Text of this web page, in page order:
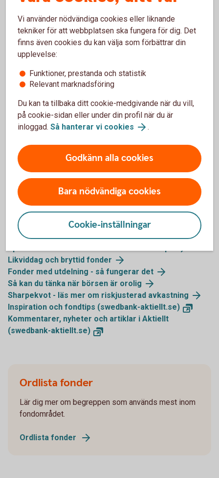
fondavgifter.
Fondavgifter
Skatt på fonder
Hur fungerar det med skatt på fonder? Svaret är att
det beror på vilket sätt du väljer att spara på. Läs
mer om fondbeskattning.
Skatt på fonder
Mer information och fondtips
Likviddag och bryttid fonder
Fonder med utdelning - så fungerar det
Så kan du tänka när börsen är orolig
Sharpekvot - läs mer om riskjusterad avkastning
Inspiration och fondtips (swedbank-aktiellt.se)
Kommentarer, nyheter och artiklar i Aktiellt
(swedbank-aktiellt.se)
Ordlista fonder
Lär dig mer om begreppen som används mest inom
fondområdet.
Ordlista fonder
Vi använder nödvändiga cookies eller liknande
tekniker för att webbplatsen ska fungera för dig. Det
finns även cookies du kan välja som förbättrar din
upplevelse:
Funktioner, prestanda och statistik
Relevant marknadsföring
Du kan ta tillbaka ditt cookie-medgivande när du vill,
på cookie-sidan eller under din profil när du är
inloggad. Så hanterar vi cookies .
Godkänn alla cookies
Bara nödvändiga cookies
Cookie-inställningar